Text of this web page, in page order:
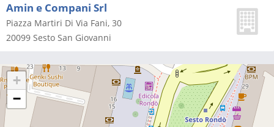
Amin e Compani Srl
Piazza Martiri Di Via Fani, 30
20099 Sesto San Giovanni
+
−